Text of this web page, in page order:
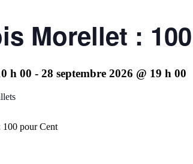
Morellet :
h 00 - 28 septembre 2026 @ 19 h 00